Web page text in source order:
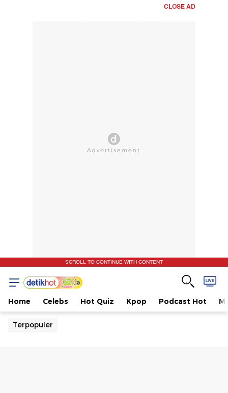
CLOSE AD
SCROLL TO CONTINUE WITH CONTENT
Home Celebs Hot Quiz Kpop Podcast Hot
Terpopuler